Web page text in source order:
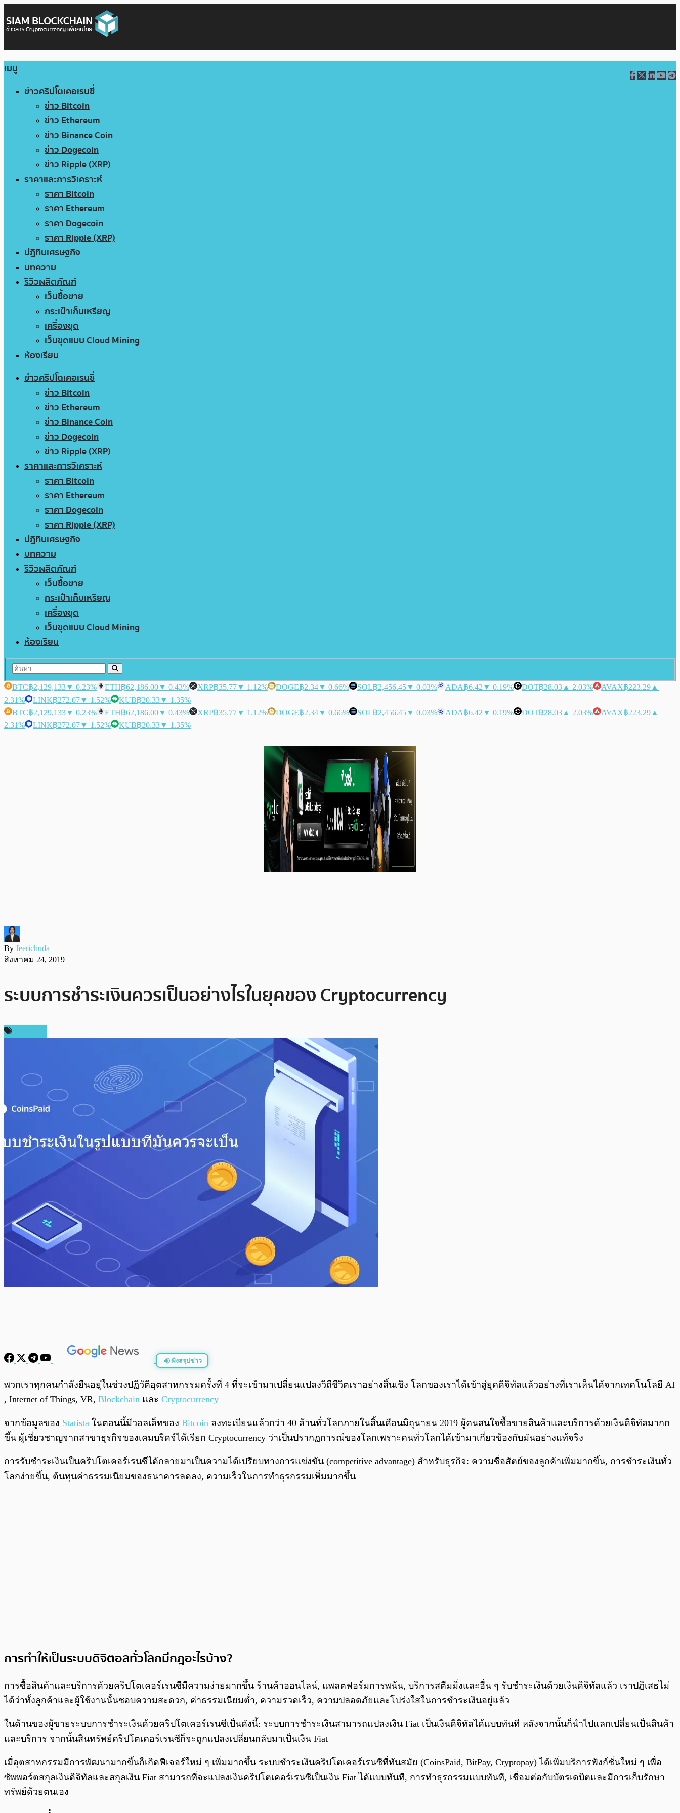
เมนู
ข่าวคริปโตเคอเรนซี่
ข่าว Bitcoin
ข่าว Ethereum
ข่าว Binance Coin
ข่าว Dogecoin
ข่าว Ripple (XRP)
ราคาและการวิเคราะห์
ราคา Bitcoin
ราคา Ethereum
ราคา Dogecoin
ราคา Ripple (XRP)
ปฏิทินเศรษฐกิจ
บทความ
รีวิวผลิตภัณฑ์
เว็บซื้อขาย
กระเป๋าเก็บเหรียญ
เครื่องขุด
เว็บขุดแบบ Cloud Mining
ห้องเรียน
ข่าวคริปโตเคอเรนซี่
ข่าว Bitcoin
ข่าว Ethereum
ข่าว Binance Coin
ข่าว Dogecoin
ข่าว Ripple (XRP)
ราคาและการวิเคราะห์
ราคา Bitcoin
ราคา Ethereum
ราคา Dogecoin
ราคา Ripple (XRP)
ปฏิทินเศรษฐกิจ
บทความ
รีวิวผลิตภัณฑ์
เว็บซื้อขาย
กระเป๋าเก็บเหรียญ
เครื่องขุด
เว็บขุดแบบ Cloud Mining
ห้องเรียน
BTC฿2,129,133▼ 0.23% ETH฿62,186.00▼ 0.43% XRP฿35.77▼ 1.12% DOGE฿2.34▼ 0.66% SOL฿2,456.45▼ 0.03% ADA฿6.42 ▼ 0.19% DOT฿28.03 ▲ 2.03% AVAX฿223.29 ▲
2.31%
LINK฿272.07▼ 1.52% KUB฿20.33▼ 1.35%
BTC฿2,129,133▼ 0.23% ETH฿62,186.00▼ 0.43% XRP฿35.77▼ 1.12% DOGE฿2.34▼ 0.66% SOL฿2,456.45▼ 0.03% ADA฿6.42 ▼ 0.19% DOT฿28.03 ▲ 2.03% AVAX฿223.29 ▲
2.31%
LINK฿272.07▼ 1.52% KUB฿20.33▼ 1.35%
By Jeerichuda
สิงหาคม 24, 2019
ระบบการชำระเงินควรเป็นอย่างไรในยุคของ Cryptocurrency
ฟังสรุปข่าว
0:00
พวกเราทุกคนกำลังยืนอยู่ในช่วงปฏิวัติอุตสาหกรรมครั้งที่ 4 ที่จะเข้ามาเปลี่ยนแปลงวิถีชีวิตเราอย่างสิ้นเชิง โลกของเราได้เข้าสู่ยุคดิจิทัลแล้วอย่างที่เราเห็นได้จากเทคโนโลยี AI
, Internet of Things, VR, Blockchain และ Cryptocurrency
จากข้อมูลของ Statista ในตอนนี้มีวอลเล็ทของ Bitcoin ลงทะเบียนแล้วกว่า 40 ล้านทั่วโลกภายในสิ้นเดือนมิถุนายน 2019 ผู้คนสนใจซื้อขายสินค้าและบริการด้วยเงินดิจิทัลมากก
ขึ้น ผู้เชี่ยวชาญจากสาขาธุรกิจของเคมบริดจ์ได้เรียก Cryptocurrency ว่าเป็นปรากฏการณ์ของโลกเพราะคนทั่วโลกได้เข้ามาเกี่ยวข้องกับมันอย่างแท้จริง
การรับชำระเงินเป็นคริปโตเคอร์เรนซีได้กลายมาเป็นความได้เปรียบทางการแข่งขัน (competitive advantage) สำหรับธุรกิจ: ความซื่อสัตย์ของลูกค้าเพิ่มมากขึ้น, การชำระเงินทั่ว
โลกง่ายขึ้น, ต้นทุนค่าธรรมเนียมของธนาคารลดลง, ความเร็วในการทำธุรกรรมเพิ่มมากขึ้น
การทำให้เป็นระบบดิจิตอลทั่วโลกมีกฎอะไรบ้าง?
การซื้อสินค้าและบริการด้วยคริปโตเคอร์เรนซีมีความง่ายมากขึ้น ร้านค้าออนไลน์, แพลตฟอร์มการพนัน, บริการสตีมมิ่งและอื่น ๆ รับชำระเงินด้วยเงินดิจิทัลแล้ว เราปฏิเสธไม่
ได้ว่าทั้งลูกค้าและผู้ใช้งานนั้นชอบความสะดวก, ค่าธรรมเนียมต่ำ, ความรวดเร็ว, ความปลอดภัยและโปร่งใสในการชำระเงินอยู่แล้ว
ในด้านของผู้ขายระบบการชำระเงินด้วยคริปโตเคอร์เรนซีเป็นดังนี้: ระบบการชำระเงินสามารถแปลงเงิน Fiat เป็นเงินดิจิทัลได้แบบทันที หลังจากนั้นก็นำไปแลกเปลี่ยนเป็นสินค้า
และบริการ จากนั้นสินทรัพย์คริปโตเคอร์เรนซีก็จะถูกแปลงเปลี่ยนกลับมาเป็นเงิน Fiat
เมื่อุตสาหกรรมมีการพัฒนามากขึ้นก็เกิดฟีเจอร์ใหม่ ๆ เพิ่มมากขึ้น ระบบชำระเงินคริปโตเคอร์เรนซีที่ทันสมัย (CoinsPaid, BitPay, Cryptopay) ได้เพิ่มบริการฟังก์ชั่นใหม่ ๆ เพื่อ
ซัพพอร์ตสกุลเงินดิจิทัลและสกุลเงิน Fiat สามารถที่จะแปลงเงินคริปโตเคอร์เรนซีเป็นเงิน Fiat ได้แบบทันที, การทำธุรกรรมแบบทันที, เชื่อมต่อกับบัตรเดบิตและมีการเก็บรักษา
ทรัพย์ด้วยตนเอง